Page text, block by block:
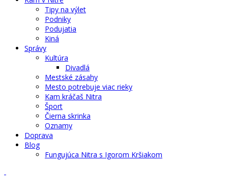
Tipy na výlet
Podniky
Podujatia
Kiná
Správy
Kultúra
Divadlá
Mestské zásahy
Mesto potrebuje viac rieky
Kam kráčaš Nitra
Šport
Čierna skrinka
Oznamy
Doprava
Blog
Fungujúca Nitra s Igorom Kršiakom